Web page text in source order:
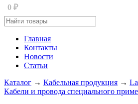
0 ₽
Главная
Контакты
Новости
Статьи
Каталог → Кабельная продукция →
Кабели и провода специального